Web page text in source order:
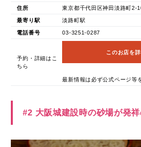
住所 東京都千代田区神田淡路町2-
最寄り駅 淡路町駅
電話番号 03-3251-0287
予約・詳細はこ
ちら
このお店を
最新情報は必ず公式ページ等
#2 大阪城建設時の砂場が発祥